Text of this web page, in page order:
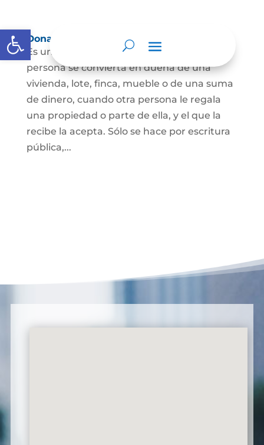
Abrir barra de herramientas
Donación
Es uno de los contratos cuyo fin es que una
persona se convierta en dueña de una
vivienda, lote, finca, mueble o de una suma
de dinero, cuando otra persona le regala
una propiedad o parte de ella, y el que la
recibe la acepta. Sólo se hace por escritura
pública,...